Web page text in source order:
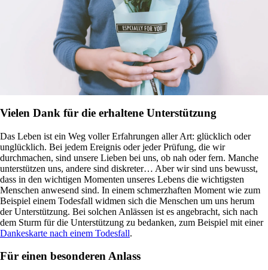
Vielen Dank für die erhaltene Unterstützung
Das Leben ist ein Weg voller Erfahrungen aller Art: glücklich oder
unglücklich. Bei jedem Ereignis oder jeder Prüfung, die wir
durchmachen, sind unsere Lieben bei uns, ob nah oder fern. Manche
unterstützen uns, andere sind diskreter… Aber wir sind uns bewusst,
dass in den wichtigen Momenten unseres Lebens die wichtigsten
Menschen anwesend sind. In einem schmerzhaften Moment wie zum
Beispiel einem Todesfall widmen sich die Menschen um uns herum
der Unterstützung. Bei solchen Anlässen ist es angebracht, sich nach
dem Sturm für die Unterstützung zu bedanken, zum Beispiel mit einer
Dankeskarte nach einem Todesfall.
Für einen besonderen Anlass